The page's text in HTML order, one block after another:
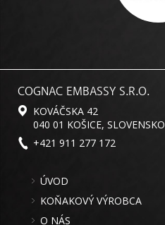
COGNAC EMBASSY S.R.O.
KOVÁČSKA 42
040 01 KOŠICE, SLOVENSKO
+421 911 277 172
ÚVOD
KOŇAKOVÝ VÝROBCA
O NÁS